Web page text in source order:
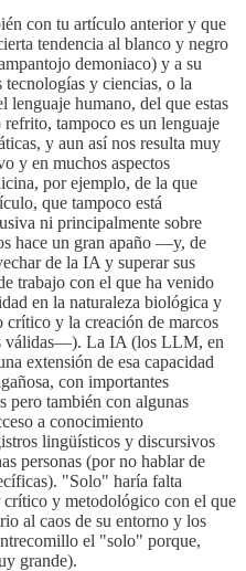
con tu artículo anterior y que
tendencia al blanco y negro
demoniaco) y a su
tecnologías y ciencias, o la
lenguaje humano, del que estas
tampoco es un lenguaje
y aun así nos resulta muy
y en muchos aspectos
por ejemplo, de la que
que tampoco está
ni principalmente sobre
hace un gran apaño —y, de
de la IA y superar sus
trabajo con el que ha venido
en la naturaleza biológica y
y la creación de marcos
válidas—). La IA (los LLM, en
extensión de esa capacidad
con importantes
pero también con algunas
a conocimiento
lingüísticos y discursivos
personas (por no hablar de
"Solo" haría falta
crítico y metodológico con el que
al caos de su entorno y los
el "solo" porque,
grande).